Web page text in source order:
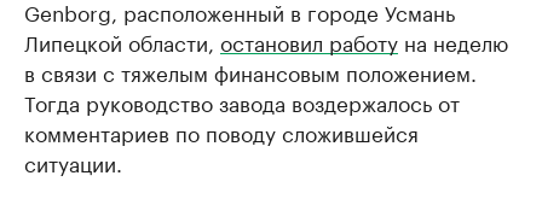
Genborg, расположенный в городе Усмань
Липецкой области, остановил работу на неделю
в связи с тяжелым финансовым положением.
Тогда руководство завода воздержалось от
комментариев по поводу сложившейся
ситуации.